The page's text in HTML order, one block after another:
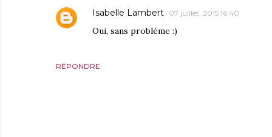
RÉPONDRE
Isabelle Lambert 07 juillet, 2015 16:40
Oui, sans problème :)